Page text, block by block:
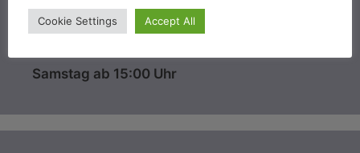
Übungsbetrieb
Samstag ab 15:00 Uhr
Cookie Settings Accept All